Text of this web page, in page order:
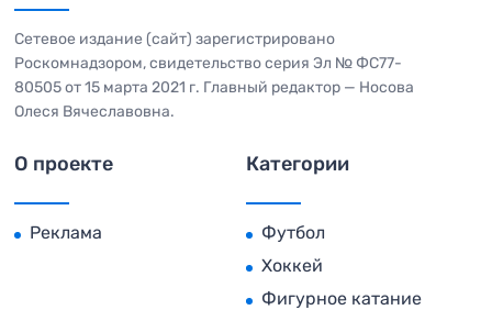
Сетевое издание (сайт) зарегистрировано
Роскомнадзором, свидетельство серия Эл № ФС77-
80505 от 15 марта 2021 г. Главный редактор — Носова
Олеся Вячеславовна.
О проекте
Реклама
Категории
Футбол
Хоккей
Фигурное катание